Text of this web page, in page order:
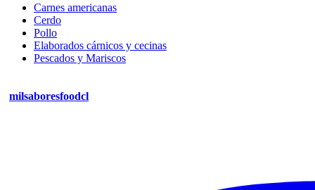
Carnes americanas
Cerdo
Pollo
Elaborados cárnicos y cecinas
Pescados y Mariscos
milsaboresfoodcl